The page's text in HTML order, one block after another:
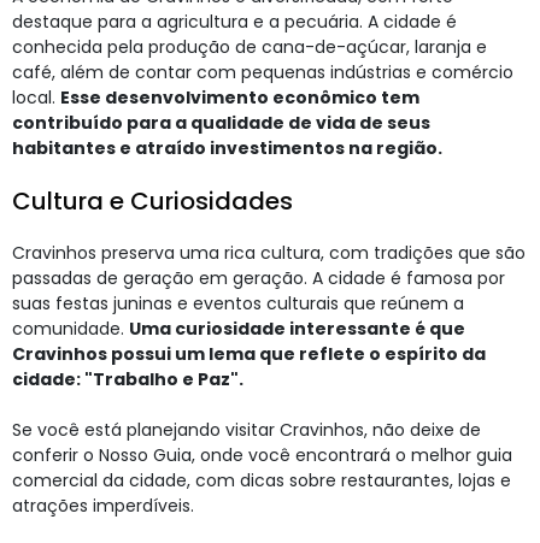
destaque para a agricultura e a pecuária. A cidade é
conhecida pela produção de cana-de-açúcar, laranja e
café, além de contar com pequenas indústrias e comércio
local. Esse desenvolvimento econômico tem
contribuído para a qualidade de vida de seus
habitantes e atraído investimentos na região.
Cultura e Curiosidades
Cravinhos preserva uma rica cultura, com tradições que são
passadas de geração em geração. A cidade é famosa por
suas festas juninas e eventos culturais que reúnem a
comunidade. Uma curiosidade interessante é que
Cravinhos possui um lema que reflete o espírito da
cidade: "Trabalho e Paz".
Se você está planejando visitar Cravinhos, não deixe de
conferir o Nosso Guia, onde você encontrará o melhor guia
comercial da cidade, com dicas sobre restaurantes, lojas e
atrações imperdíveis.